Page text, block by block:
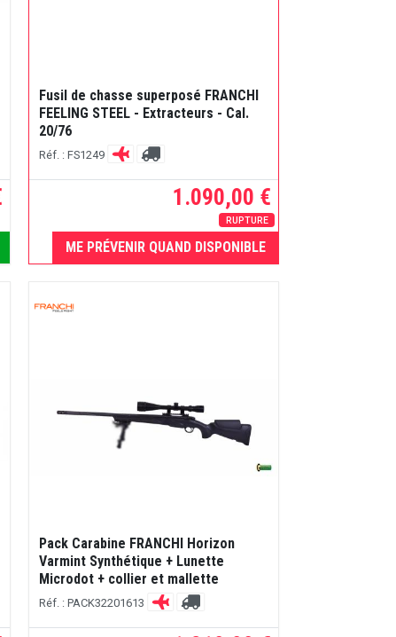
Fusil de chasse superposé FRANCHI
FEELING STEEL - Extracteurs - Cal.
20/76
Réf. : FS1249
1.090,00 €
RUPTURE
ME PRÉVENIR QUAND DISPONIBLE
Pack Carabine FRANCHI Horizon
Varmint Synthétique + Lunette
Microdot + collier et mallette
Réf. : PACK32201613